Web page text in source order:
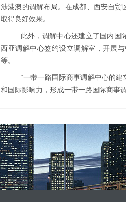
涉港澳的调解布局。在成都、西安自
取得良好效果。
此外，调解中心还建立了国内国
西亚调解中心签约设立调解室，开展
等。
“一带一路国际商事调解中心的
和国际影响力，形成一带一路国际商事